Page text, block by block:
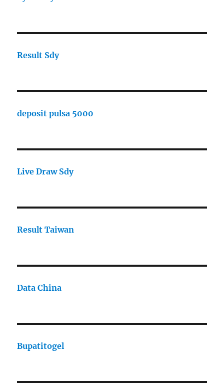
Result Sdy
deposit pulsa 5000
Live Draw Sdy
Result Taiwan
Data China
Bupatitogel